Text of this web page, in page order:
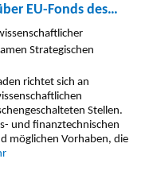
EU-Fonds des
richtet sich an
Stellen.
und finanztechnischen
möglichen Vorhaben, die